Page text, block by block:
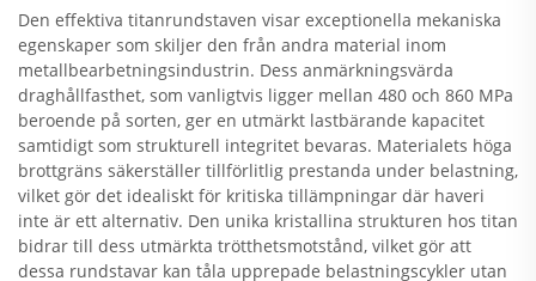
Den effektiva titanrundstaven visar exceptionella mekaniska
egenskaper som skiljer den från andra material inom
metallbearbetningsindustrin. Dess anmärkningsvärda
draghållfasthet, som vanligtvis ligger mellan 480 och 860 MPa
beroende på sorten, ger en utmärkt lastbärande kapacitet
samtidigt som strukturell integritet bevaras. Materialets höga
brottgräns säkerställer tillförlitlig prestanda under belastning,
vilket gör det idealiskt för kritiska tillämpningar där haveri
inte är ett alternativ. Den unika kristallina strukturen hos titan
bidrar till dess utmärkta trötthetsmotstånd, vilket gör att
dessa rundstavar kan tåla upprepade belastningscykler utan